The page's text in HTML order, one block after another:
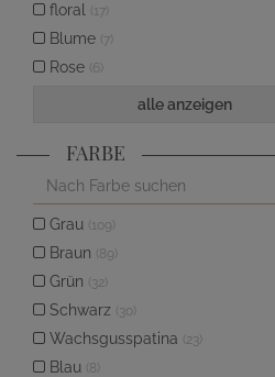
floral (17)
Blume (7)
Rose (6)
alle anzeigen
FARBE
Grau (109)
Braun (89)
Grün (32)
Schwarz (30)
Wachsgusspatina (23)
Blau (8)